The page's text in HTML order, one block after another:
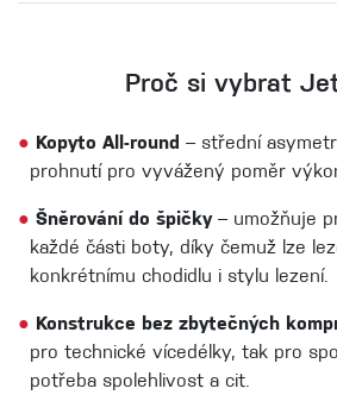
Proč si vybrat
● Kopyto All-round – střední
prohnutí pro vyvážený poměr
● Šněrování do špičky– umožňuje
každé části boty, díky čemuž lze
konkrétnímu chodidlu i stylu lezení.
● Konstrukce bez zbytečných
pro technické vícedélky, tak pro
potřeba spolehlivost a cit.